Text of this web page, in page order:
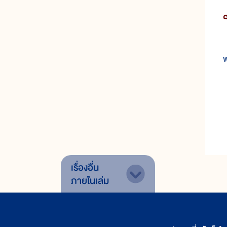
เรื่องอื่น
ภายในเล่ม